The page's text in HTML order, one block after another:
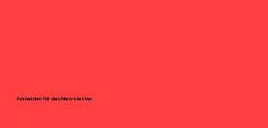
Anmelden für den Newsletter